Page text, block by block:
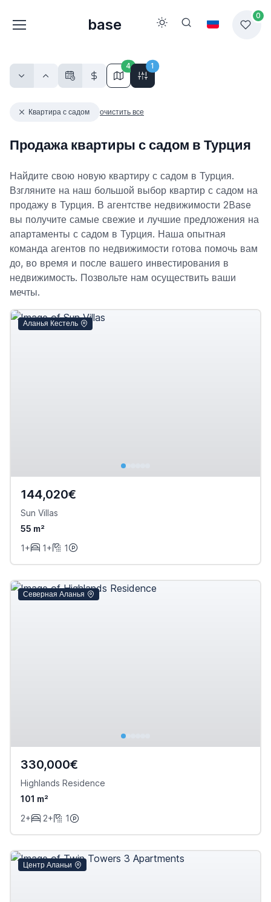
base
0
4 1
Квартира с садом очистить все
Продажа квартиры с садом в Турция
Найдите свою новую квартиру с садом в Турция.
Взгляните на наш большой выбор квартир с садом на
продажу в Турция. В агентстве недвижимости 2Base
вы получите самые свежие и лучшие предложения на
апартаменты с садом в Турция. Наша опытная
команда агентов по недвижимости готова помочь вам
до, во время и после вашего инвестирования в
недвижимость. Позвольте нам осуществить ваши
мечты.
Аланья Кестель
144,020€
Sun Villas
55 m²
1+
1+ 1
Северная Аланья
330,000€
Highlands Residence
101 m²
2+
2+ 1
Центр Аланьи